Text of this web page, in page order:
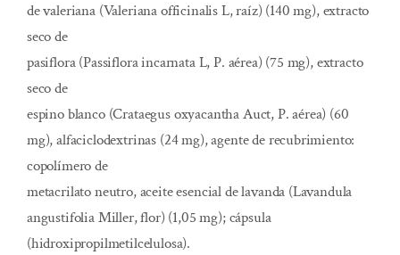
de valeriana (Valeriana officinalis L, raíz) (140 mg), extracto
seco de
pasiflora (Passiflora incarnata L, P. aérea) (75 mg), extracto
seco de
espino blanco (Crataegus oxyacantha Auct, P. aérea) (60
mg), alfaciclodextrinas (24 mg), agente de recubrimiento:
copolímero de
metacrilato neutro, aceite esencial de lavanda (Lavandula
angustifolia Miller, flor) (1,05 mg); cápsula
(hidroxipropilmetilcelulosa).